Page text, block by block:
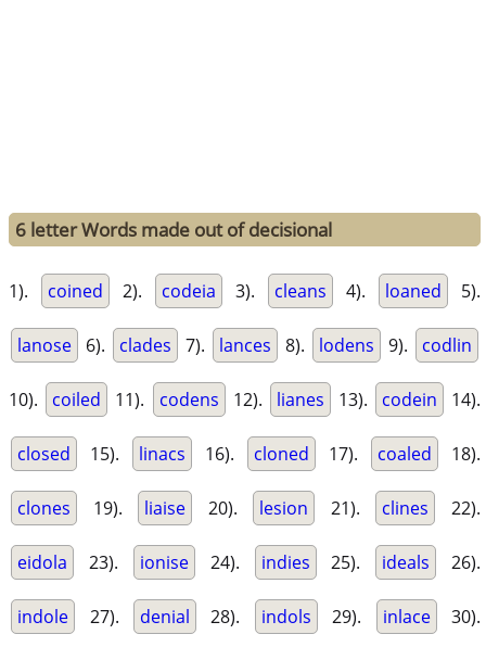
6 letter Words made out of decisional
1). coined 2). codeia 3). cleans 4). loaned 5).
lanose 6). clades 7). lances 8). lodens 9). codlin
10). coiled 11). codens 12). lianes 13). codein 14).
closed 15). linacs 16). cloned 17). coaled 18).
clones 19). liaise 20). lesion 21). clines 22).
eidola 23). ionise 24). indies 25). ideals 26).
indole 27). denial 28). indols 29). inlace 30).